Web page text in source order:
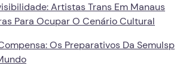
Artistas Trans Em Manaus
Para Ocupar O Cenário Cultural
Os Preparativos Da Semulsp